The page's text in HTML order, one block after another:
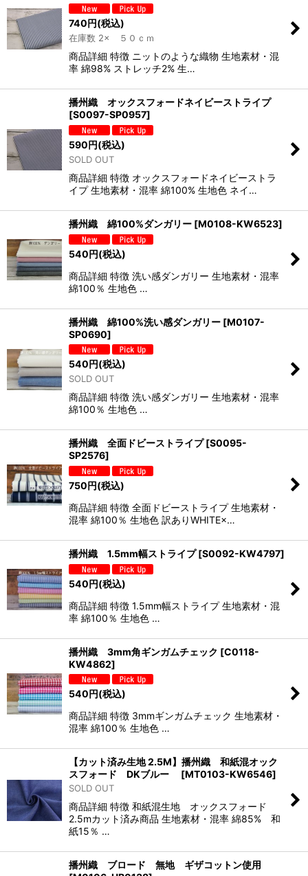
740円(税込)
在庫数 2× ５０ｃｍ
商品詳細 特徴 ニットのような織物 生地素材・混
率 綿98% ストレッチ2% 生…
播州織 オックスフォードネイビーストライプ
[S0097-SP0957]
590円(税込)
SOLD OUT
商品詳細 特徴 オックスフォードネイビーストラ
イプ 生地素材・混率 綿100% 生地色 ネイ…
播州織 綿100%ダンガリー [M0108-KW6523]
540円(税込)
商品詳細 特徴 洗い感ダンガリー 生地素材・混率
綿100％ 生地色 …
播州織 綿100%洗い感ダンガリー [M0107-
SP0690]
540円(税込)
SOLD OUT
商品詳細 特徴 洗い感ダンガリー 生地素材・混率
綿100％ 生地色 …
播州織 全面ドビーストライプ [S0095-
SP2576]
750円(税込)
商品詳細 特徴 全面ドビーストライプ 生地素材・
混率 綿100％ 生地色 訳ありWHITE×…
播州織 1.5mm幅ストライプ [S0092-KW4797]
540円(税込)
商品詳細 特徴 1.5mm幅ストライプ 生地素材・混
率 綿100％ 生地色 …
播州織 3mm角ギンガムチェック [C0118-
KW4862]
540円(税込)
商品詳細 特徴 3mmギンガムチェック 生地素材・
混率 綿100％ 生地色 …
【カット済み生地 2.5M】播州織 和紙混オック
スフォード DKブルー
[MT0103-KW6546]
SOLD OUT
商品詳細 特徴 和紙混生地 オックスフォード
2.5mカット済み商品 生地素材・混率 綿85% 和
紙15％ …
播州織 ブロード 無地 ギザコットン使用